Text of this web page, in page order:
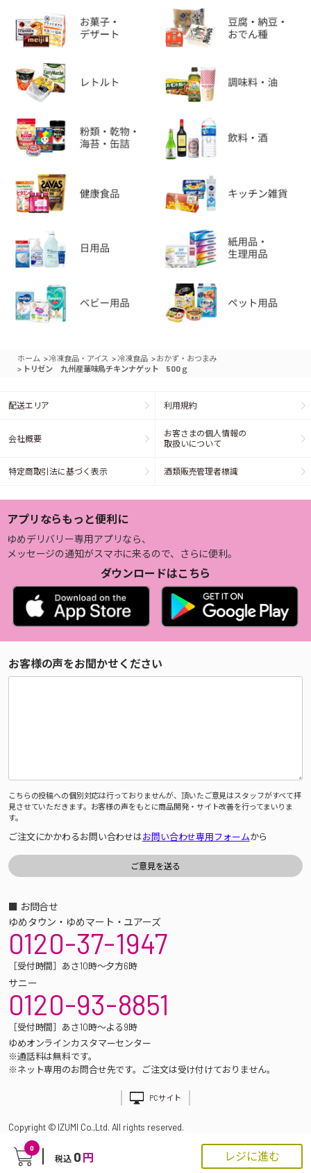
0
税込 0 円 レジに進む
ホーム >冷凍食品・アイス > 冷凍食品 >おかず・おつまみ
> トリゼン 九州産華味鳥チキンナゲット 500ｇ
配送エリア 利用規約
会社概要
お客さまの個人情報の
取扱いについて
特定商取引法に基づく表示 酒類販売管理者標識
アプリならもっと便利に
ゆめデリバリー専用アプリなら、
メッセージの通知がスマホに来るので、さらに便利。
ダウンロードはこちら
お客様の声をお聞かせください
こちらの投稿への個別対応は行っておりませんが、頂いたご意見はスタッフがすべて拝
見させていただきます。お客様の声をもとに商品開発・サイト改善を行ってまいりま
す。
ご注文にかかわるお問い合わせはお問い合わせ専用フォームから
■ お問合せ
ゆめタウン・ゆめマート・ユアーズ
0120-37-1947
［受付時間］あさ10時～夕方6時
サニー
0120-93-8851
［受付時間］あさ10時～よる9時
ゆめオンラインカスタマーセンター
※通話料は無料です。
※ネット専用のお問合せ先です。ご注文は受け付けておりません。
PCサイト
Copyright © IZUMI Co.,Ltd. All rights reserved.